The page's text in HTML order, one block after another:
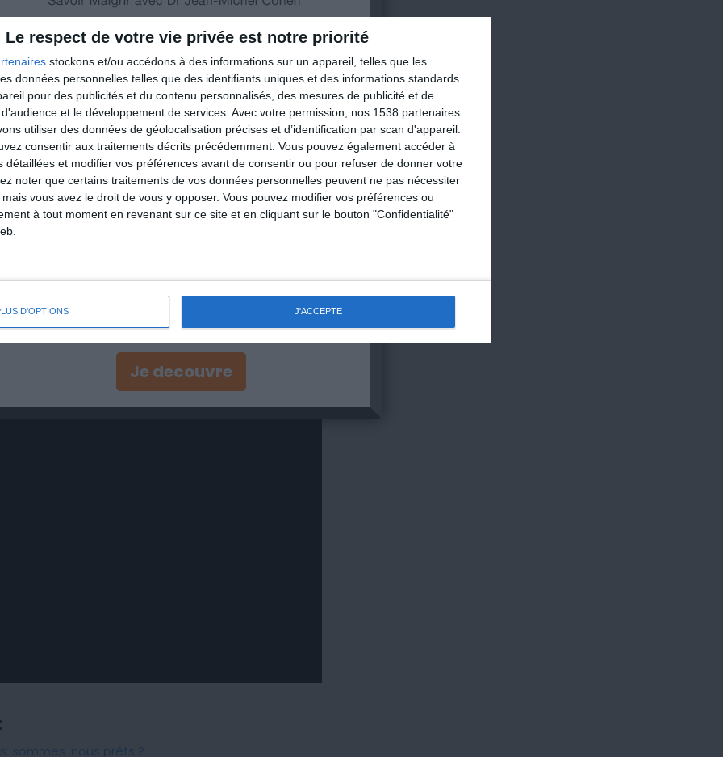
Le respect de votre vie privée est notre priorité
stockons et/ou accédons à des informations sur un appareil, telles que les
données personnelles telles que des identifiants uniques et des informations standards
pour des publicités et du contenu personnalisés, des mesures de publicité et de
et le développement de services. Avec votre permission, nos 1538 partenaires
utiliser des données de géolocalisation précises et d’identification par scan d'appareil.
consentir aux traitements décrits précédemment. Vous pouvez également accéder à
détaillées et modifier vos préférences avant de consentir ou pour refuser de donner votre
noter que certains traitements de vos données personnelles peuvent ne pas nécessiter
vous avez le droit de vous y opposer. Vous pouvez modifier vos préférences ou
à tout moment en revenant sur ce site et en cliquant sur le bouton "Confidentialité"
D'OPTIONS J'ACCEPTE
régulière de votre poids : si vous constatez une
votre alimentation ou revenez temporairement à un
habitudes du régime, mais apprenez à équilibrer vos repas :
variés et privilégiez des portions adaptées. Bref, tout ce
festif peut être compensé par un repas plus léger. En
une activité physique régulière, vous pouvez stabiliser
Maigrir, vous avez les clés en main !
article vous explique tout en détail. Maigrir, c’est bien,
sommes-nous prêts ?
Je decouvre